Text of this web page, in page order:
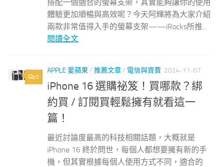
搭配一個適合的螢幕支架，其實能夠讓你的使用
體驗更加順暢與高效呢？今天阿輝將為大家介紹
兩款非常值得入手的螢幕支架——iRocks所推...
閱讀全文
0
APPLE 愛蘋果/ 推薦文章/ 電信與資費 2024-11-07
iPhone 16 選購祕笈！買哪款？綁
約買 / 訂閱買輕鬆擁有就看這一
篇！
最近討論度最高的科技相關話題，大概就是
iPhone 16 終於問世，每個人都想要擁有新的手
機，但其實根據每個人使用方式不同，適合的